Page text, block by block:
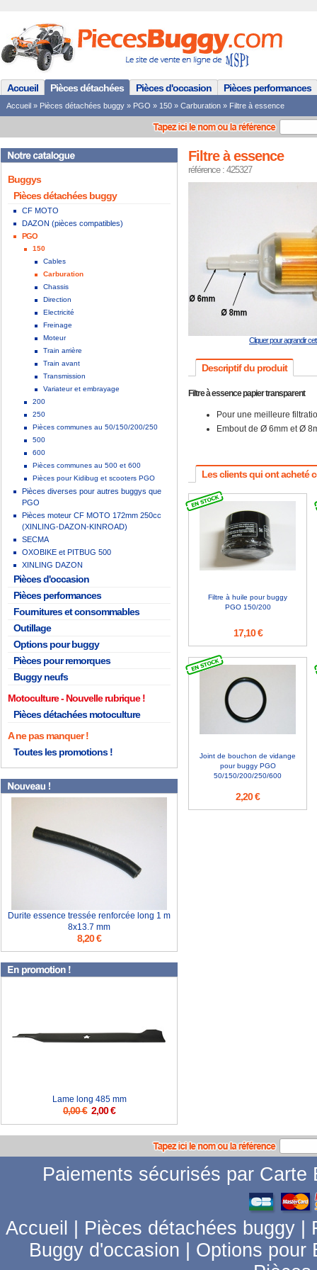
Accueil Pièces détachées Pièces d'occasion Pièces performances
Accueil » Pièces détachées buggy » PGO » 150 » Carburation » Filtre à essence
Buggys
Pièces détachées buggy
CF MOTO
DAZON (pièces compatibles)
PGO
150
Cables
Carburation
Chassis
Direction
Electricité
Freinage
Moteur
Train arrière
Train avant
Transmission
Variateur et embrayage
200
250
Pièces communes au 50/150/200/250
500
600
Pièces communes au 500 et 600
Pièces pour Kidibug et scooters PGO
Pièces diverses pour autres buggys que
PGO
Pièces moteur CF MOTO 172mm 250cc
(XINLING-DAZON-KINROAD)
SECMA
OXOBIKE et PITBUG 500
XINLING DAZON
Pièces d'occasion
Pièces performances
Fournitures et consommables
Outillage
Options pour buggy
Pièces pour remorques
Buggy neufs
Motoculture
Pièces détachées motoculture
A ne pas manquer !
Toutes les promotions !
Durite essence tressée renforcée long 1 m
8x13.7 mm
8,20 €
Lame long 485 mm
0,00 € 2,00 €
Filtre à essence
référence : 425327
Cliquer pour agrandir
Descriptif du produit
Filtre à essence papier transparent
Pour une meilleure
Embout de Ø 6mm et Ø
Les clients qui ont acheté
Filtre à huile pour buggy
PGO 150/200
17,10 €
Joint de bouchon de vidange
pour buggy PGO
50/150/200/250/600
2,20 €
Paiements sécurisés par
Accueil Pièces détachées buggy
Buggy d'occasion
Options pour